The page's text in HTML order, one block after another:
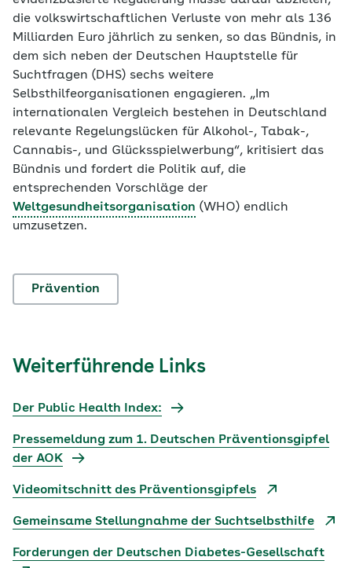
die volkswirtschaftlichen Verluste von mehr als 136
Milliarden Euro jährlich zu senken, so das Bündnis, in
dem sich neben der Deutschen Hauptstelle für
Suchtfragen (DHS) sechs weitere
Selbsthilfeorganisationen engagieren. „Im
internationalen Vergleich bestehen in Deutschland
relevante Regelungslücken für Alkohol-, Tabak-,
Cannabis-, und Glücksspielwerbung“, kritisiert das
Bündnis und fordert die Politik auf, die
entsprechenden Vorschläge der
Weltgesundheitsorganisation (WHO) endlich
umzusetzen.
Prävention
Weiterführende Links
Der Public Health Index:
Pressemeldung zum 1. Deutschen Präventionsgipfel
der AOK
Videomitschnitt des Präventionsgipfels
Gemeinsame Stellungnahme der Suchtselbsthilfe
Forderungen der Deutschen Diabetes-Gesellschaft